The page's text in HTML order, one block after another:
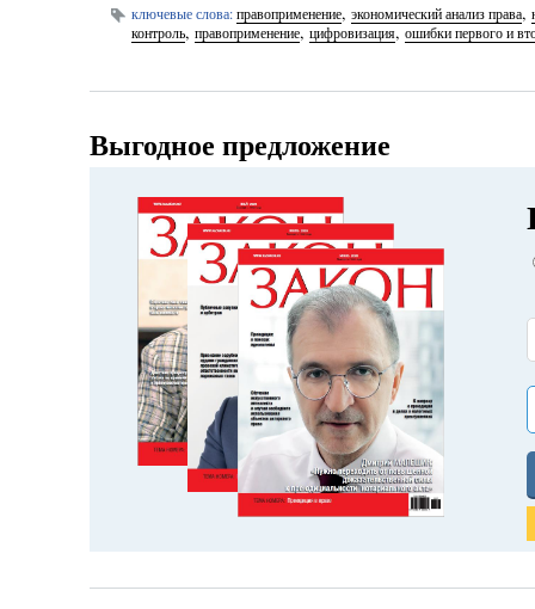
ключевые слова:правоприменение, экономический анализ права,
контроль, правоприменение,цифровизация,ошибки первого и
Выгодное предложение